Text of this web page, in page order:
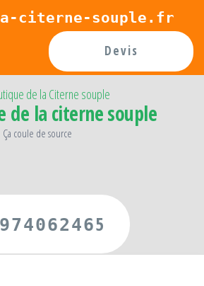
citerne-souple.fr
Devis
de la citerne souple
Ça coule de source
5